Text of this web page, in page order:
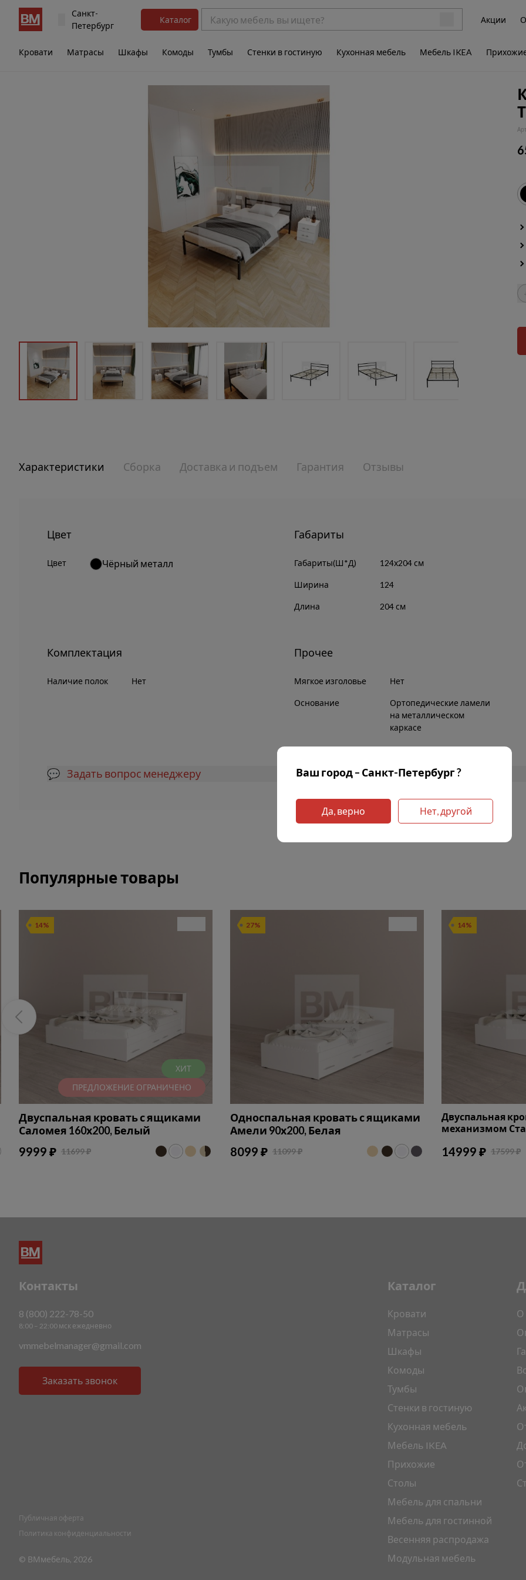
Санкт-
Петербург
Каталог Акции
Кровати Матрасы Шкафы Комоды Тумбы Стенки в гостиную Кухонная мебель Мебель IKEA
Характеристики Сборка Доставка и подъем Гарантия Отзывы
Цвет
Цвет Чёрный металл
Габариты
Габариты(Ш*Д) 124х204 см
Ширина 124
Длина 204 см
Комплектация
Наличие полок Нет
Прочее
Мягкое изголовье Нет
Основание
Ортопедические ламели
на металлическом
каркасе
💬 Задать вопрос менеджеру
Популярные товары
14%
ХИТ
ПРЕДЛОЖЕНИЕ ОГРАНИЧЕНО
Двуспальная кровать с ящиками
Саломея 160х200, Белый
9999 ₽ 11699 ₽
27%
Односпальная кровать с ящиками
Амели 90х200, Белая
8099 ₽ 11099 ₽
14%
Двуспальная
механизмом
14999 ₽ 17599 ₽
Ваш город – Санкт-Петербург ?
Да, верно Нет, другой
Контакты
8 (800) 222-78-50
8:00 – 22:00 мск ежедневно
vmmebelmanager@gmail.com
Заказать звонок
Публичная оферта
Политика конфиденциальности
© ВМмебель, 2026
Каталог
Кровати
Матрасы
Шкафы
Комоды
Тумбы
Стенки в гостиную
Кухонная мебель
Мебель IKEA
Прихожие
Столы
Мебель для спальни
Мебель для гостинной
Весенняя распродажа
Модульная мебель
О